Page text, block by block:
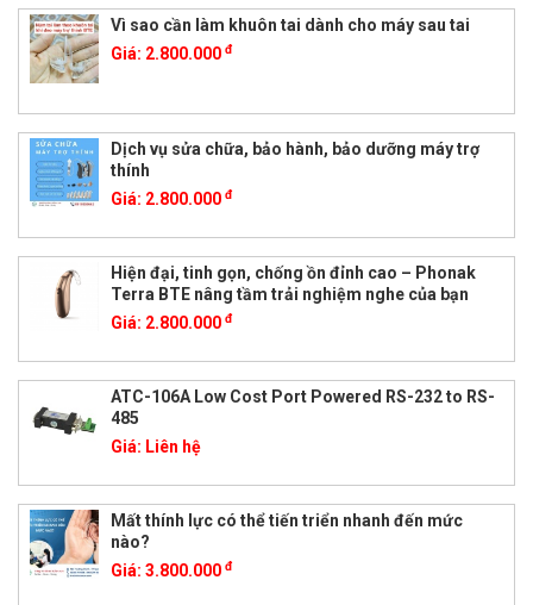
Vì sao cần làm khuôn tai dành cho máy sau tai
Giá: 2.800.000 đ
Dịch vụ sửa chữa, bảo hành, bảo dưỡng máy trợ
thính
Giá: 2.800.000 đ
Hiện đại, tinh gọn, chống ồn đỉnh cao – Phonak
Terra BTE nâng tầm trải nghiệm nghe của bạn
Giá: 2.800.000 đ
ATC-106A Low Cost Port Powered RS-232 to RS-
485
Giá: Liên hệ
Mất thính lực có thể tiến triển nhanh đến mức
nào?
Giá: 3.800.000 đ